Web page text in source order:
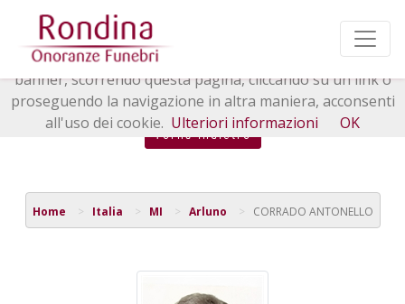
Torna indietro
Home Italia MI Arluno CORRADO ANTONELLO
Questo sito o gli strumenti terzi da questo utilizzati si
avvalgono di cookie necessari al funzionamento ed utili
alle finalità illustrate nella cookie policy. Chiudendo questo
banner, scorrendo questa pagina, cliccando su un link o
proseguendo la navigazione in altra maniera, acconsenti
all'uso dei cookie. Ulteriori informazioni OK